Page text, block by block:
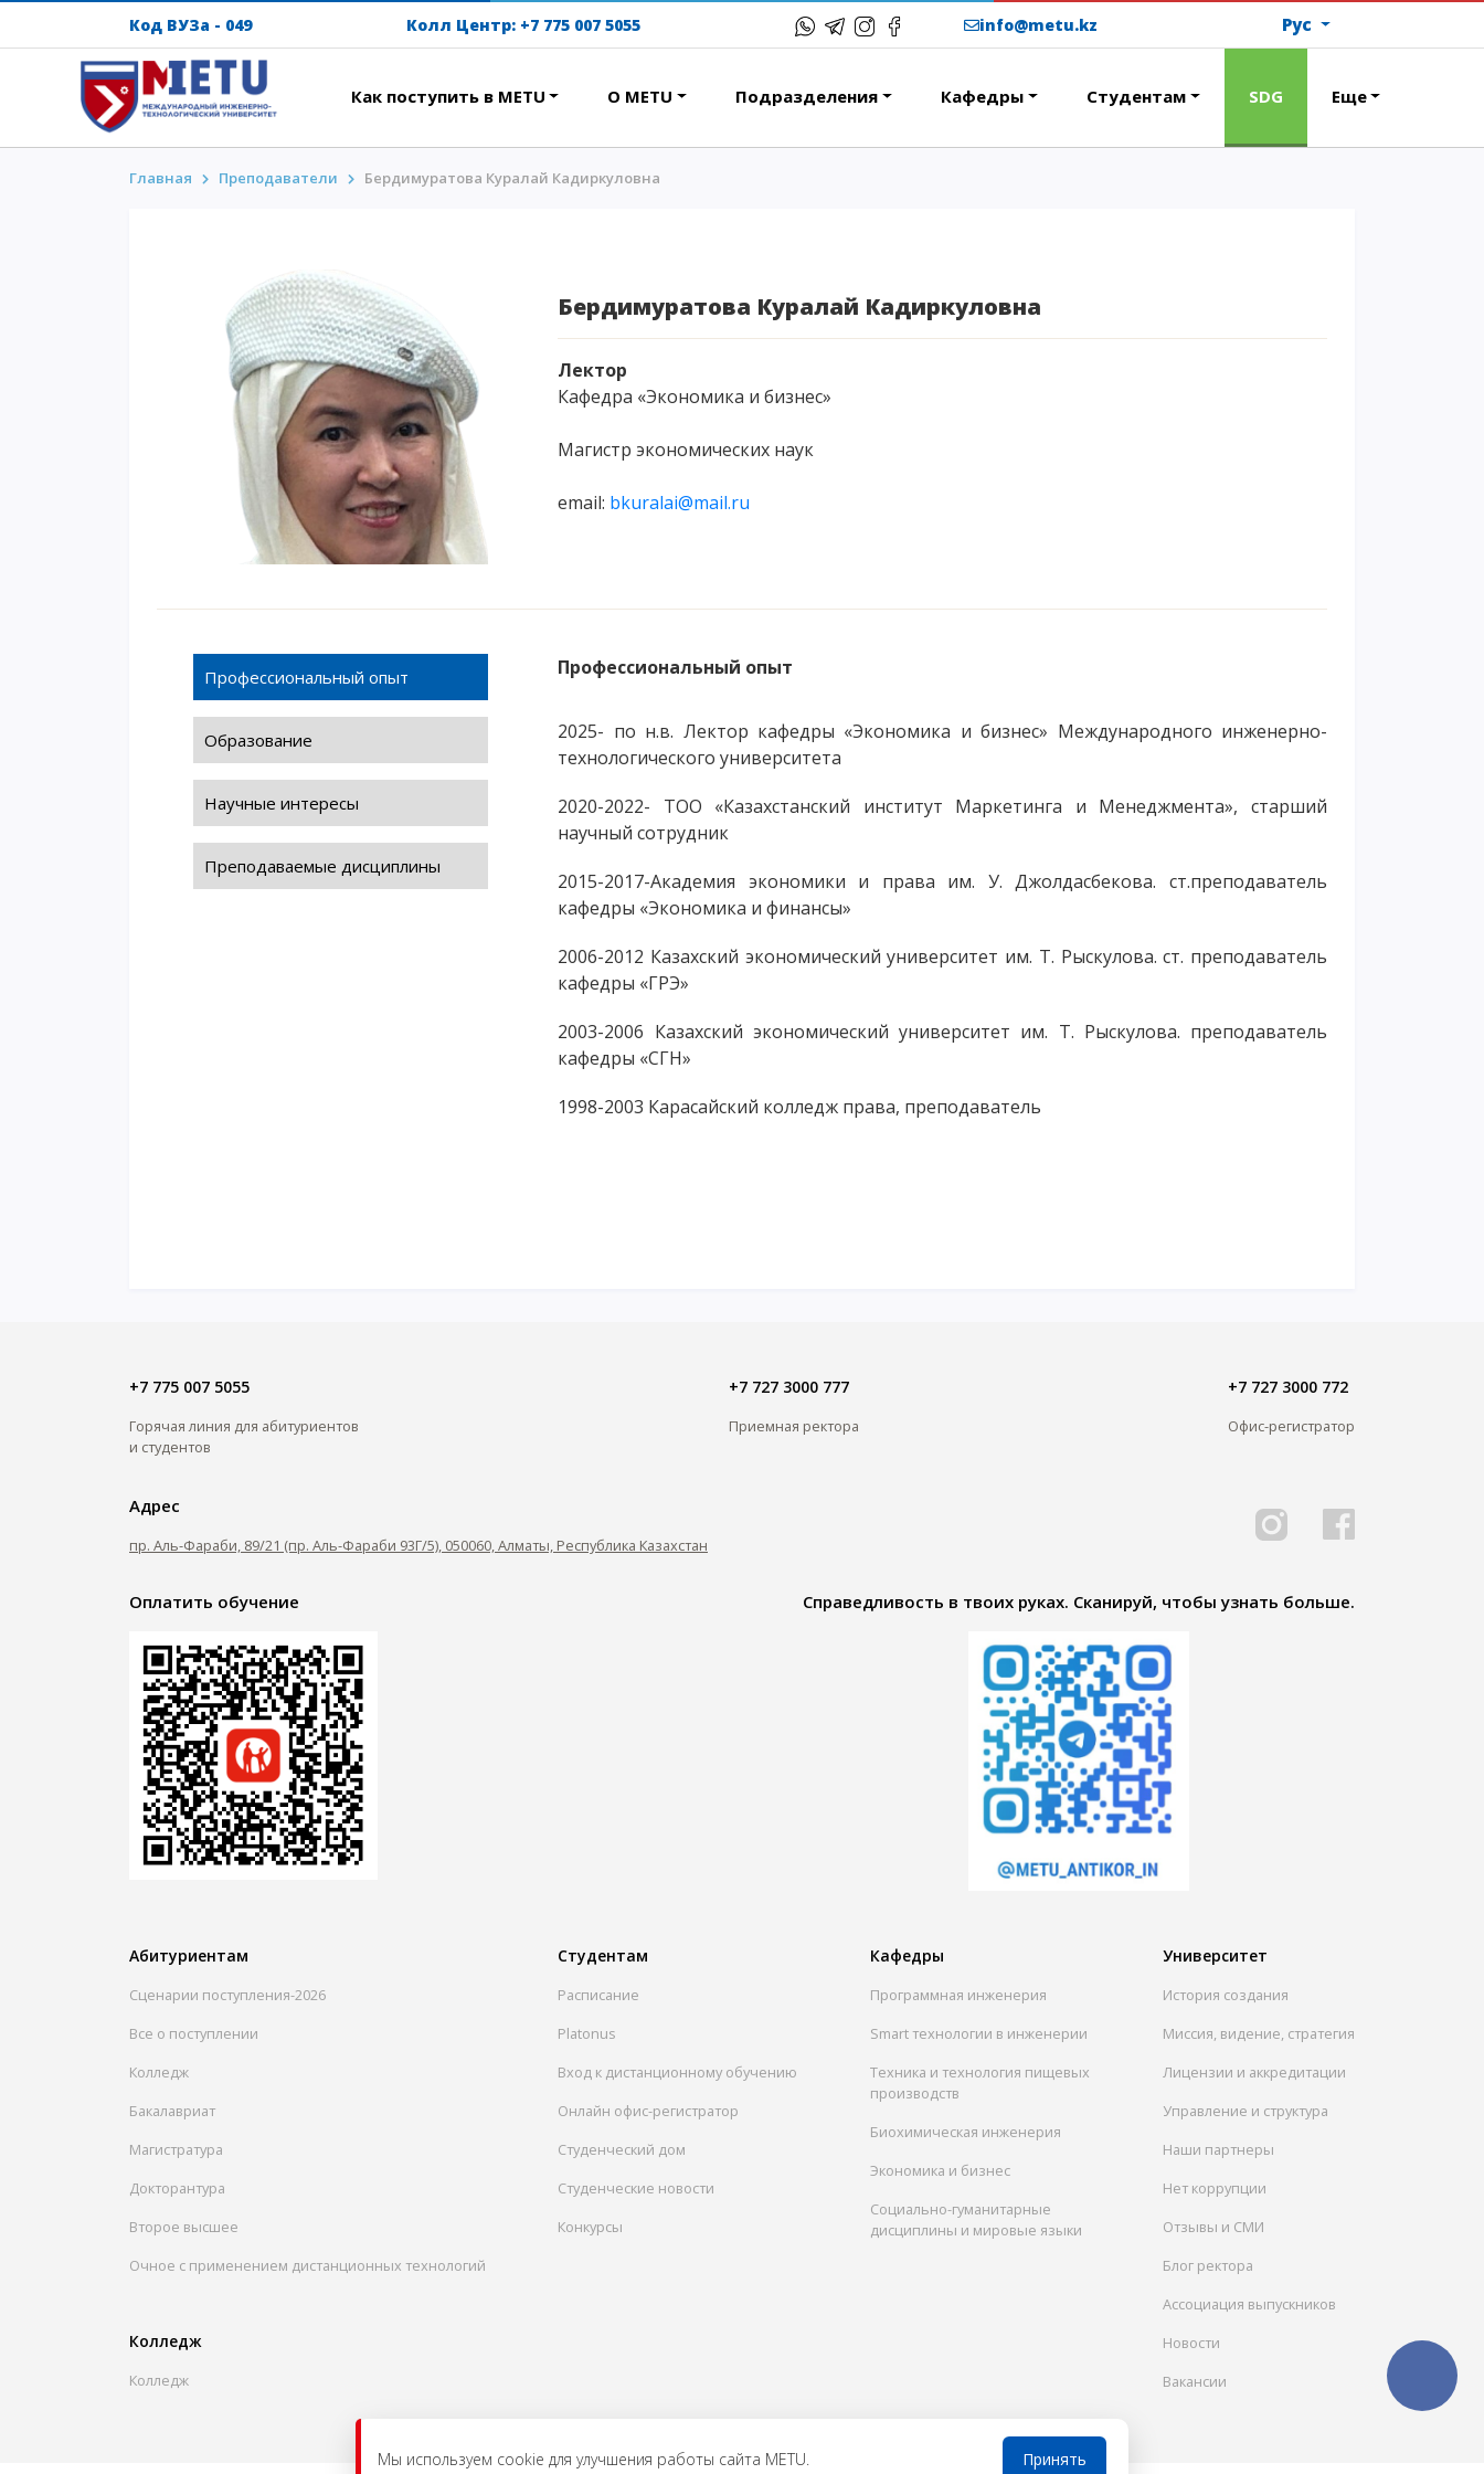
Мы используем cookie для улучшения работы сайта METU. Принять
АБИТУРИЕНТАМ
АнтиОлимпиада
Стоимость обучения
Скидки и льготы
Меньше 50 баллов/Без ЕНТ
ИНТЕРЕСНОЕ
Проживание и общежития
Кампус-тур
International studying
METU Courses
Бакалавриат
Магистратура
Второе высшее
дистанционных технологий
Код ВУЗа - 049 Колл Центр: +7 775 007 5055 info@metu.kz Рус
Как поступить в METU О METU Подразделения Кафедры Студентам SDG Еще
Главная Преподаватели Бердимуратова Куралай Кадиркуловна
Бердимуратова Куралай Кадиркуловна
Лектор
Кафедра «Экономика и бизнес»
Магистр экономических наук
email: bkuralai@mail.ru
Профессиональный опыт
Образование
Научные интересы
Преподаваемые дисциплины
Профессиональный опыт
2025- по н.в. Лектор кафедры «Экономика и бизнес» Международного инженерно-
технологического университета
2020-2022- ТОО «Казахстанский институт Маркетинга и Менеджмента», старший
научный сотрудник
2015-2017-Академия экономики и права им. У. Джолдасбекова. ст.преподаватель
кафедры «Экономика и финансы»
2006-2012 Казахский экономический университет им. Т. Рыскулова. ст. преподаватель
кафедры «ГРЭ»
2003-2006 Казахский экономический университет им. Т. Рыскулова. преподаватель
кафедры «СГН»
1998-2003 Карасайский колледж права, преподаватель
+7 775 007 5055
Горячая линия для абитуриентов
и студентов
+7 727 3000 777
Приемная ректора
+7 727 3000 772
Офис-регистратор
Адрес
пр. Аль-Фараби, 89/21 (пр. Аль-Фараби 93Г/5), 050060, Алматы, Республика Казахстан
Оплатить обучение Справедливость в твоих руках. Сканируй, чтобы узнать больше.
Абитуриентам
Сценарии поступления-2026
Все о поступлении
Колледж
Бакалавриат
Магистратура
Докторантура
Второе высшее
Очное с применением дистанционных технологий
Колледж
Колледж
Студентам
Расписание
Platonus
Вход к дистанционному обучению
Онлайн офис-регистратор
Студенческий дом
Студенческие новости
Конкурсы
Кафедры
Программная инженерия
Smart технологии в инженерии
Техника и технология пищевых
производств
Биохимическая инженерия
Экономика и бизнес
Социально-гуманитарные
дисциплины и мировые языки
Университет
История создания
Миссия, видение, стратегия
Лицензии и аккредитации
Управление и структура
Наши партнеры
Нет коррупции
Отзывы и СМИ
Блог ректора
Ассоциация выпускников
Новости
Вакансии